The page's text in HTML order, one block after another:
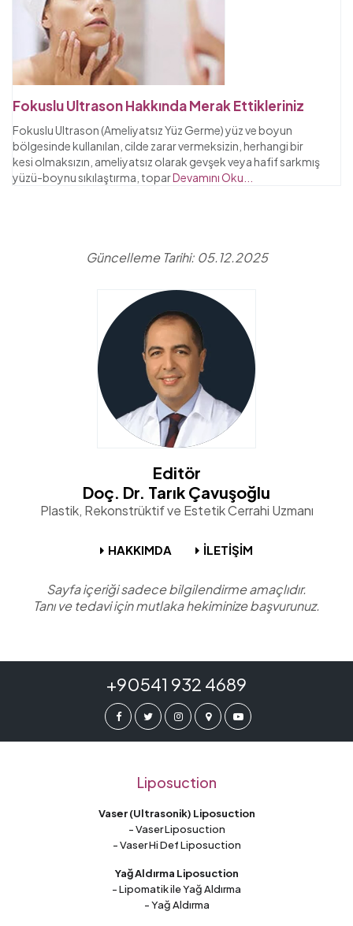
Fokuslu Ultrason Hakkında Merak Ettikleriniz
Fokuslu Ultrason (Ameliyatsız Yüz Germe) yüz ve boyun
bölgesinde kullanılan, cilde zarar vermeksizin, herhangi bir
kesi olmaksızın, ameliyatsız olarak gevşek veya hafif sarkmış
yüzü-boynu sıkılaştırma, toparDevamını Oku...
Güncelleme Tarihi: 05.12.2025
Editör
Doç. Dr. Tarık Çavuşoğlu
Plastik, Rekonstrüktif ve Estetik Cerrahi Uzmanı
HAKKIMDA İLETİŞİM
Sayfa içeriği sadece bilgilendirme amaçlıdır.
Tanı ve tedavi için mutlaka hekiminize başvurunuz.
+90541 932 4689
Liposuction
Vaser (Ultrasonik) Liposuction
- Vaser Liposuction
- Vaser Hi Def Liposuction
Yağ Aldırma Liposuction
- Lipomatik ile Yağ Aldırma
- Yağ Aldırma